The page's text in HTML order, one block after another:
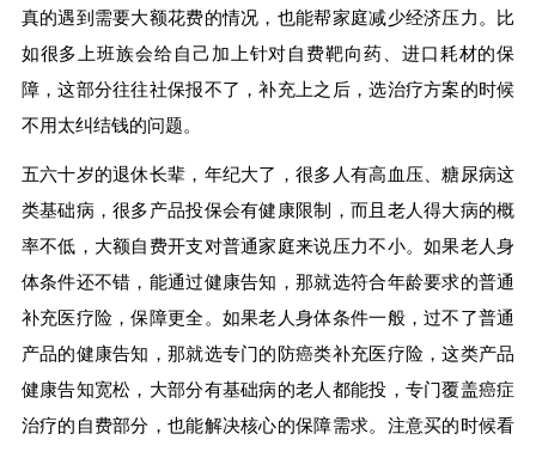
真的遇到需要大额花费的情况，也能帮家庭减少经济压力。比
如很多上班族会给自己加上针对自费靶向药、进口耗材的保
障，这部分往往社保报不了，补充上之后，选治疗方案的时候
不用太纠结钱的问题。
五六十岁的退休长辈，年纪大了，很多人有高血压、糖尿病这
类基础病，很多产品投保会有健康限制，而且老人得大病的概
率不低，大额自费开支对普通家庭来说压力不小。如果老人身
体条件还不错，能通过健康告知，那就选符合年龄要求的普通
补充医疗险，保障更全。如果老人身体条件一般，过不了普通
产品的健康告知，那就选专门的防癌类补充医疗险，这类产品
健康告知宽松，大部分有基础病的老人都能投，专门覆盖癌症
治疗的自费部分，也能解决核心的保障需求。注意买的时候看